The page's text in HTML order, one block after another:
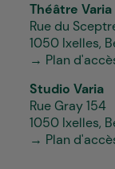
Théâtre Varia
Rue du
1050 Ixelles,
→ Plan
Studio Varia
Rue Gray 154
1050 Ixelles,
→ Plan